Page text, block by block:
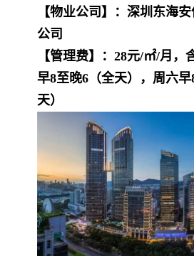
【物业公司】：深圳东海
公司
【管理费】：28元/㎡/月，
早8至晚6（全天），周六
天）